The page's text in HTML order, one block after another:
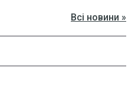
Всі новини »